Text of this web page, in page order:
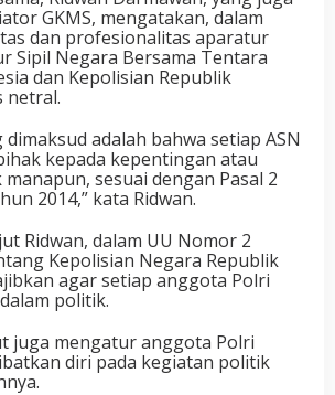
GKMS, mengatakan, dalam
dan profesionalitas aparatur
Sipil Negara Bersama Tentara
dan Kepolisian Republik
netral.
adalah bahwa setiap ASN
kepada kepentingan atau
sesuai dengan Pasal 2
2014,” kata Ridwan.
Ridwan, dalam UU Nomor 2
Kepolisian Negara Republik
agar setiap anggota Polri
politik.
juga mengatur anggota Polri
diri pada kegiatan politik